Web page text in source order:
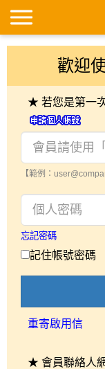
歡迎
★ 若您是第一
【範例：
忘記密碼
記住帳號密碼
重寄啟用信
★ 會員聯絡人